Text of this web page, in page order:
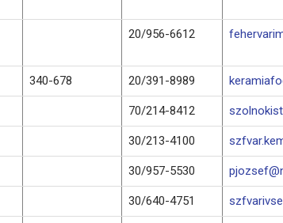
20/956-6612
340-678 20/391-8989
70/214-8412
30/213-4100
30/957-5530
30/640-4751